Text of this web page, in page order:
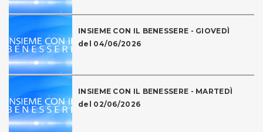
INSIEME CON IL BENESSERE - GIOVEDÌ
del 04/06/2026
INSIEME CON IL BENESSERE - MARTEDÌ
del 02/06/2026